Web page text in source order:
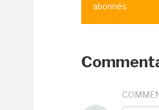
abonnés